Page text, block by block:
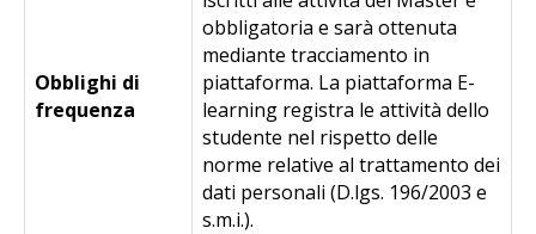
Obblighi di
frequenza
obbligatoria e sarà ottenuta
mediante tracciamento in
piattaforma. La piattaforma E-
learning registra le attività dello
studente nel rispetto delle
norme relative al trattamento dei
dati personali (D.lgs. 196/2003 e
s.m.i.).